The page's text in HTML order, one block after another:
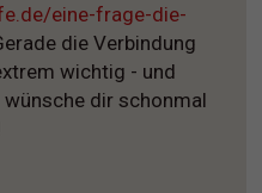
eine-frage-die-
die Verbindung
wichtig - und
dir schonmal